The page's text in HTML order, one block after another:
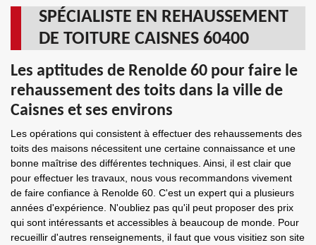
SPÉCIALISTE EN REHAUSSEMENT
DE TOITURE CAISNES 60400
Les aptitudes de Renolde 60 pour faire le
rehaussement des toits dans la ville de
Caisnes et ses environs
Les opérations qui consistent à effectuer des rehaussements des
toits des maisons nécessitent une certaine connaissance et une
bonne maîtrise des différentes techniques. Ainsi, il est clair que
pour effectuer les travaux, nous vous recommandons vivement
de faire confiance à Renolde 60. C'est un expert qui a plusieurs
années d'expérience. N'oubliez pas qu'il peut proposer des prix
qui sont intéressants et accessibles à beaucoup de monde. Pour
recueillir d'autres renseignements, il faut que vous visitiez son site